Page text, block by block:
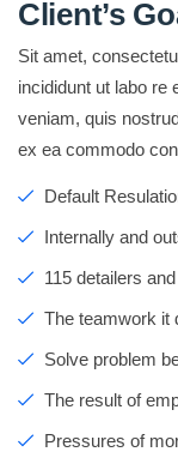
Client’s
Sit amet,
incididunt ut labo re
veniam, quis
ex ea commodo
Default
Internally and
115 detailers
The teamwork it
Solve problem
The result of
Pressures of